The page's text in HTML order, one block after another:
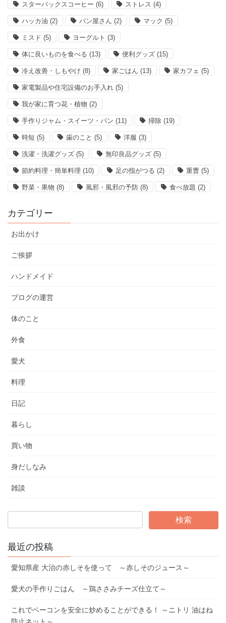
スターバックスコーヒー (6) ストレス (4)
ハッカ油 (2) パン屋さん (2) マック (5)
ミスド (5) ヨーグルト (3)
体に良いものを食べる (13) 便利グッズ (15)
冷え改善・しもやけ (8) 家ごはん (13) 家カフェ (5)
家電製品や住宅設備のお手入れ (5)
我が家に育つ花・植物 (2)
手作りジャム・スイーツ・パン (11) 掃除 (19)
時短 (5) 歯のこと (5) 洋服 (3)
洗濯・洗濯グッズ (5) 無印良品グッズ (5)
節約料理・簡単料理 (10) 足の指がつる (2) 重曹 (5)
野菜・果物 (8) 風邪・風邪の予防 (8) 食べ放題 (2)
カテゴリー
お出かけ
ご挨拶
ハンドメイド
ブログの運営
体のこと
外食
愛犬
料理
日記
暮らし
買い物
身だしなみ
雑談
最近の投稿
愛知県産 大治の赤しそを使って ～赤しそのジュース～
愛犬の手作りごはん ～鶏ささみチーズ仕立て～
これでベーコンを安全に炒めることができる！ ～ニトリ 油はね